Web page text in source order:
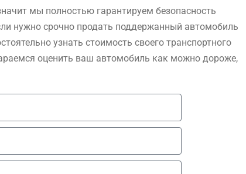
мы полностью гарантируем безопасность
нужно срочно продать поддержанный автомобиль
узнать стоимость своего транспортного
оценить ваш автомобиль как можно дороже,